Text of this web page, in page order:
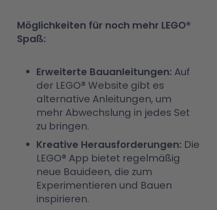
Möglichkeiten für noch mehr LEGO®
Spaß:
Erweiterte Bauanleitungen: Auf
der LEGO® Website gibt es
alternative Anleitungen, um
mehr Abwechslung in jedes Set
zu bringen.
Kreative Herausforderungen: Die
LEGO® App bietet regelmäßig
neue Bauideen, die zum
Experimentieren und Bauen
inspirieren.